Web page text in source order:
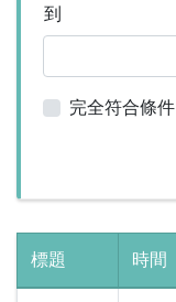
到
完全符合條件
標題 時間